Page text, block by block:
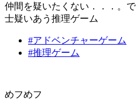
仲間を疑いたくない．．．。
士疑いあう推理ゲーム
#アドベンチャーゲーム
#推理ゲーム
めフめフ